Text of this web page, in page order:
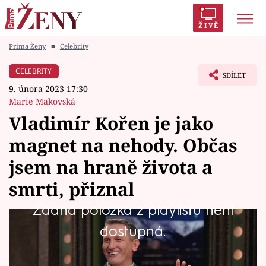
ŽIVĚ
Módní alarm
Témata
Celebrity
Vztahy
Prima Ženy ■ Celebrity
CELEBRITY
9. února 2023 17:30
Marie Makovská
SDÍLET
Vladimír Kořen je jako
magnet na nehody. Občas
jsem na hraně života a
smrti, přiznal
Žádná položka z playlistu není
dostupná.
Málokdo ví, že známý televizní moderátor a
popularizátor vědy Vladimír Kořen (49) byl
donedávna navíc i starostou Říčan. V oblíbené